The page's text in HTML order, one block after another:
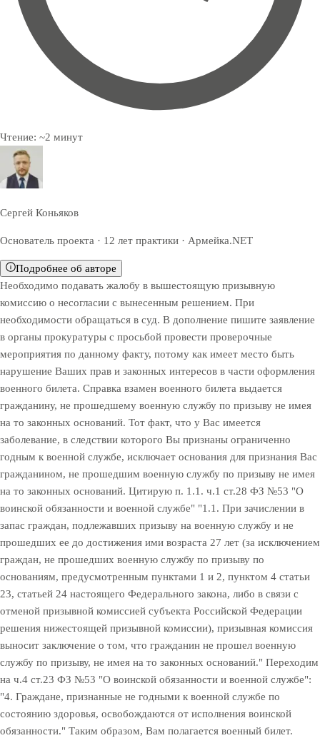
Чтение: ~2 минут
Сергей Коньяков
Основатель проекта · 12 лет практики · Армейка.NET
Подробнее об авторе
Необходимо подавать жалобу в вышестоящую призывную
комиссию о несогласии с вынесенным решением. При
необходимости обращаться в суд. В дополнение пишите заявление
в органы прокуратуры с просьбой провести проверочные
мероприятия по данному факту, потому как имеет место быть
нарушение Ваших прав и законных интересов в части оформления
военного билета. Справка взамен военного билета выдается
гражданину, не прошедшему военную службу по призыву не имея
на то законных оснований. Тот факт, что у Вас имеется
заболевание, в следствии которого Вы признаны ограниченно
годным к военной службе, исключает основания для признания Вас
гражданином, не прошедшим военную службу по призыву не имея
на то законных оснований. Цитирую п. 1.1. ч.1 ст.28 ФЗ №53 "О
воинской обязанности и военной службе" "1.1. При зачислении в
запас граждан, подлежавших призыву на военную службу и не
прошедших ее до достижения ими возраста 27 лет (за исключением
граждан, не прошедших военную службу по призыву по
основаниям, предусмотренным пунктами 1 и 2, пунктом 4 статьи
23, статьей 24 настоящего Федерального закона, либо в связи с
отменой призывной комиссией субъекта Российской Федерации
решения нижестоящей призывной комиссии), призывная комиссия
выносит заключение о том, что гражданин не прошел военную
службу по призыву, не имея на то законных оснований." Переходим
на ч.4 ст.23 ФЗ №53 "О воинской обязанности и военной службе":
"4. Граждане, признанные не годными к военной службе по
состоянию здоровья, освобождаются от исполнения воинской
обязанности." Таким образом, Вам полагается военный билет.